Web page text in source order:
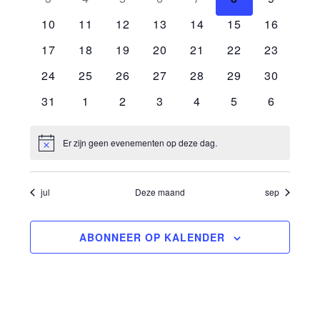
evenementenevenementenevenementen
0
10
0
11
0
12
0
13
0
14
0
15
0
16
0
17
0
18
0
19
0
20
0
21
0
22
0
23
0
24
0
25
0
26
0
27
0
28
0
29
0
30
0
31
0
1
0
2
0
3
0
4
0
5
0
6
BerichtEr zijn geen evenementen op deze dag.
jul Deze maand sep
ABONNEER OP KALENDER